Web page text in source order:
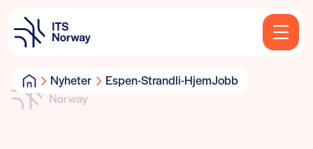
Nyheter Espen-Strandli-HjemJobb